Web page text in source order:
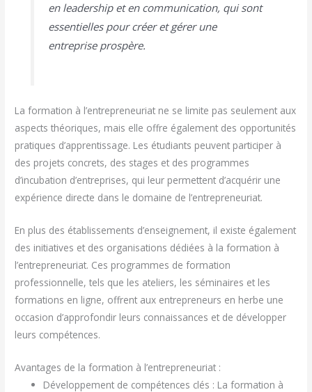
en leadership et en communication, qui sont
essentielles pour créer et gérer une
entreprise prospère.
La formation à l’entrepreneuriat ne se limite pas seulement aux
aspects théoriques, mais elle offre également des opportunités
pratiques d’apprentissage. Les étudiants peuvent participer à
des projets concrets, des stages et des programmes
d’incubation d’entreprises, qui leur permettent d’acquérir une
expérience directe dans le domaine de l’entrepreneuriat.
En plus des établissements d’enseignement, il existe également
des initiatives et des organisations dédiées à la formation à
l’entrepreneuriat. Ces programmes de formation
professionnelle, tels que les ateliers, les séminaires et les
formations en ligne, offrent aux entrepreneurs en herbe une
occasion d’approfondir leurs connaissances et de développer
leurs compétences.
Avantages de la formation à l’entrepreneuriat :
Développement de compétences clés : La formation à